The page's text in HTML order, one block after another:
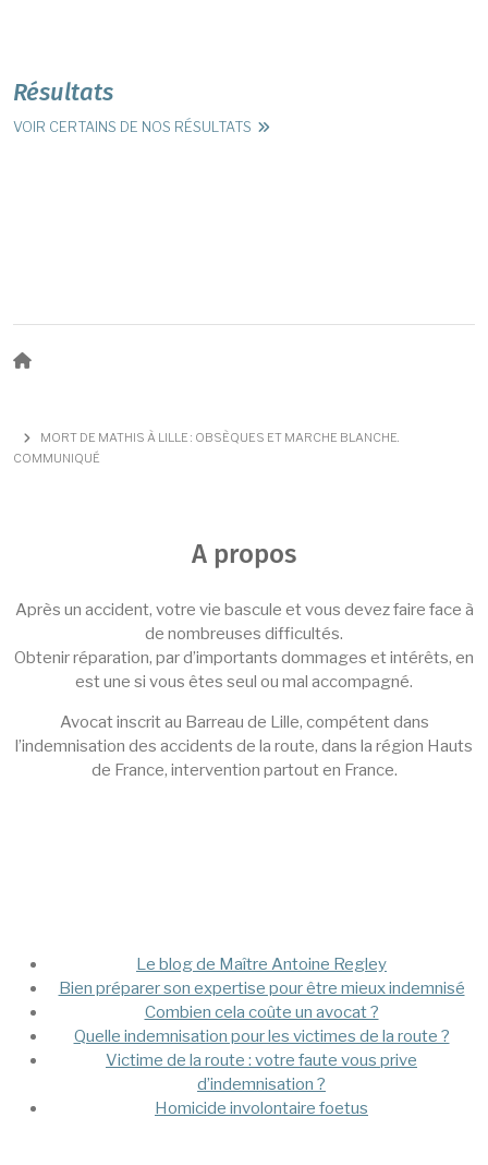
Résultats
VOIR CERTAINS DE NOS RÉSULTATS
MORT DE MATHIS À LILLE : OBSÈQUES ET MARCHE BLANCHE.
COMMUNIQUÉ
A propos
Après un accident, votre vie bascule et vous devez faire face à
de nombreuses difficultés.
Obtenir réparation, par d’importants dommages et intérêts, en
est une si vous êtes seul ou mal accompagné.
Avocat inscrit au Barreau de Lille, compétent dans
l’indemnisation des accidents de la route, dans la région Hauts
de France, intervention partout en France.
Mega MenuLe blog de Maître Antoine Regley
Bien préparer son expertise pour être mieux indemnisé
Combien cela coûte un avocat ?
Quelle indemnisation pour les victimes de la route ?
Victime de la route : votre faute vous prive
d’indemnisation ?
Homicide involontaire foetus